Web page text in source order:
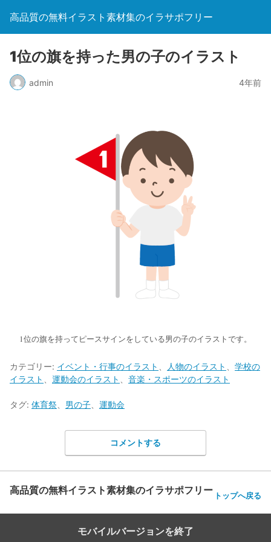
高品質の無料イラスト素材集のイラサポフリー
1位の旗を持った男の子のイラスト
admin 4年前
1位の旗を持ってピースサインをしている男の子のイラストです。
カテゴリー: イベント・行事のイラスト 人物のイラスト
学校の
イラスト
運動会のイラスト 音楽・スポーツのイラスト
タグ: 体育祭 男の子 運動会
コメントする
高品質の無料イラスト素材集のイラサポフリー トップへ戻る
モバイルバージョンを終了